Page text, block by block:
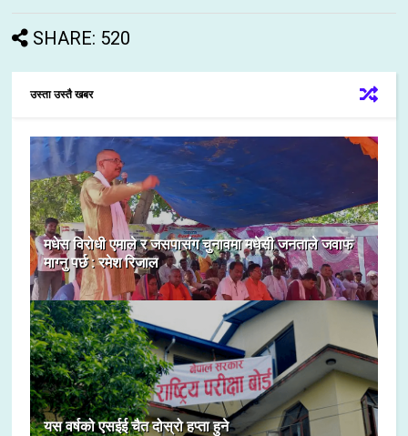
SHARE: 520
उस्ता उस्तै खबर
मधेस विरोधी एमाले र जसपासंग चुनावमा मधेसी जनताले जवाफ
माग्नु पर्छ : रमेश रिजाल
यस वर्षको एसईई चैत दोस्रो हप्ता हुने